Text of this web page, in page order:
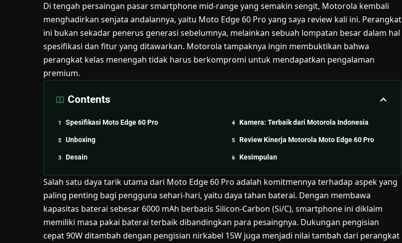
Di tengah persaingan pasar smartphone mid-range yang semakin sengit, Motorola kembali
menghadirkan senjata andalannya, yaitu Moto Edge 60 Pro yang saya review kali ini. Perangkat
ini bukan sekadar penerus generasi sebelumnya, melainkan sebuah lompatan besar dalam hal
spesifikasi dan fitur yang ditawarkan. Motorola tampaknya ingin membuktikan bahwa
perangkat kelas menengah tidak harus berkompromi untuk mendapatkan pengalaman
premium.
Contents
Spesifikasi Moto Edge 60 Pro
Unboxing
Desain
Kamera: Terbaik dari Motorola Indonesia
Review Kinerja Motorola Moto Edge 60 Pro
Kesimpulan
Salah satu daya tarik utama dari Moto Edge 60 Pro adalah komitmennya terhadap aspek yang
paling penting bagi pengguna sehari-hari, yaitu daya tahan baterai. Dengan membawa
kapasitas baterai sebesar 6000 mAh berbasis Silicon-Carbon (Si/C), smartphone ini diklaim
memiliki masa pakai baterai terbaik dibandingkan para pesaingnya. Dukungan pengisian
cepat 90W ditambah dengan pengisian nirkabel 15W juga menjadi nilai tambah dari perangkat